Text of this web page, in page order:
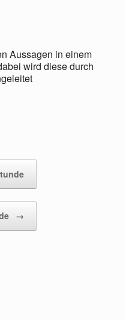
Aussagen in einem
wird diese durch
→